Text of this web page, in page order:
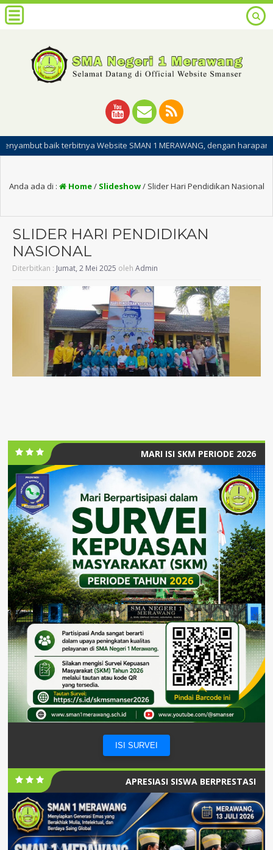
baik terbitnya Website SMAN 1 MERAWANG, dengan harapan
Anda ada di : Home/ Slideshow/ Slider Hari Pendidikan Nasional
SLIDER HARI PENDIDIKAN
NASIONAL
Diterbitkan : Jumat, 2 Mei 2025 oleh Admin
MARI ISI SKM PERIODE 2026
ISI SURVEI
APRESIASI SISWA BERPRESTASI